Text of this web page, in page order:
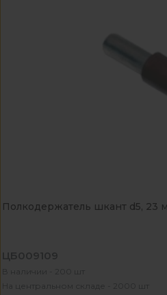
Полкодержатель шкант d5, 23
ЦБ009109
В наличии - 200 шт
На центральном складе - 2000 шт